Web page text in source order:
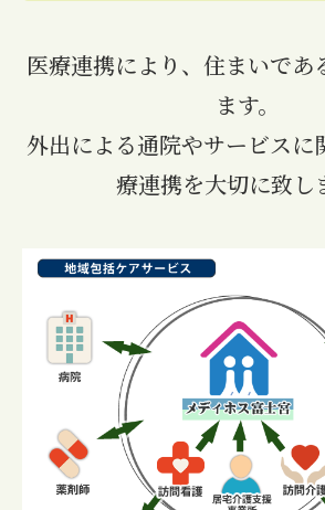
医療連携により、住まいであ
ます。
外出による通院やサービスに
療連携を⼤切に致し